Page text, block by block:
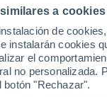
a cookies
de
instalarán cookies
el
no personalizada.
botón "Rechazar".
Sur -